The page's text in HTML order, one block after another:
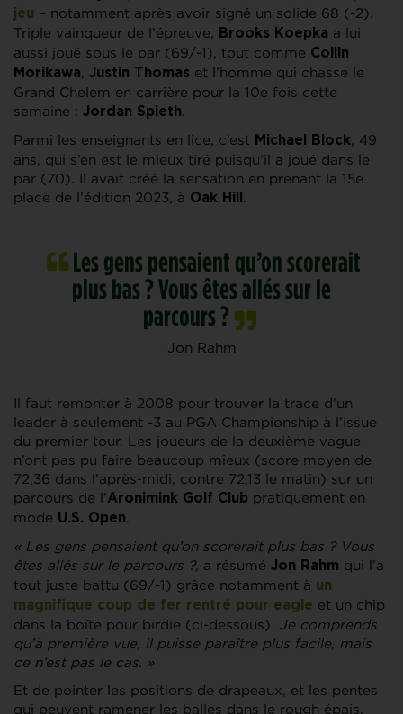
jeu – notamment après avoir signé un solide 68 (-2).
Triple vainqueur de l’épreuve,
Brooks Koepka a lui
aussi joué sous le par (69/-1), tout comme Collin
Morikawa, Justin Thomas et l’homme qui chasse le
Grand Chelem en carrière pour la 10e fois cette
semaine : Jordan Spieth.
Parmi les enseignants en lice, c’est Michael Block, 49
ans, qui s’en est le mieux tiré puisqu’il a joué dans le
par (70). Il avait créé la sensation en prenant la 15e
place de l’édition 2023, à Oak Hill .
Les gens pensaient qu’on scorerait
plus bas ? Vous êtes allés sur le
parcours ?
Jon Rahm
Il faut remonter à 2008 pour trouver la trace d’un
leader à seulement -3 au PGA Championship à l’issue
du premier tour. Les joueurs de la deuxième vague
n’ont pas pu faire beaucoup mieux (score moyen de
72,36 dans l’après-midi, contre 72,13 le matin) sur un
parcours de l’Aronimink Golf Club pratiquement en
mode U.S. Open.
« Les gens pensaient qu’on scorerait plus bas ? Vous
êtes allés sur le parcours ?, a résumé Jon Rahm qui l’a
tout juste battu (69/-1) grâce notamment à un
magnifique coup de fer rentré pour eagle et un chip
dans la boîte pour birdie (ci-dessous). Je comprends
qu’à première vue, il puisse paraître plus facile, mais
ce n’est pas le cas. »
Et de pointer les positions de drapeaux, et les pentes
qui peuvent ramener les balles dans le rough épais.